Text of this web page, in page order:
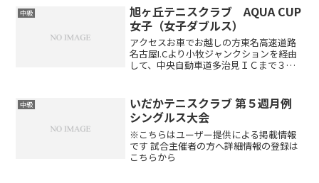
中級
旭ヶ丘テニスクラブ AQUA CUP
女子（女子ダブルス）
アクセスお車でお越しの方東名高速道路
名古屋I.Cより小牧ジャンクションを経由
して、中央自動車道多治見ＩＣまで３０
治見駅北口(裏)名鉄緑台線 旭ヶ丘10丁目
下車徒歩２分時...
中級
いだかテニスクラブ 第５週月例
シングルス大会
※こちらはユーザー提供による掲載情報
です 試合主催者の方へ詳細情報の登録は
こちらから